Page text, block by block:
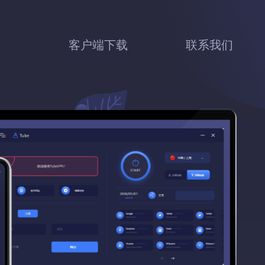
客户端下载 联系我们